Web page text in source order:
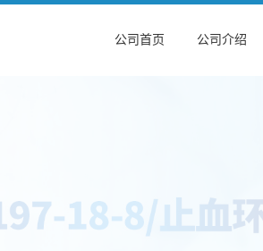
公司首页 公司介绍